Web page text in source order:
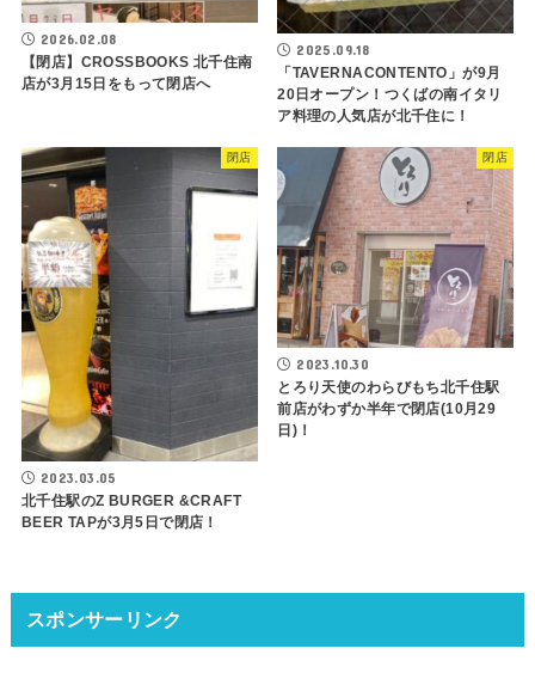
2026.02.08
【閉店】CROSSBOOKS 北千住南
店が3月15日をもって閉店へ
2025.09.18
「TAVERNACONTENTO」が9月
20日オープン！つくばの南イタリ
ア料理の人気店が北千住に！
閉店
2023.03.05
北千住駅のZ BURGER &CRAFT
BEER TAPが3月5日で閉店！
閉店
2023.10.30
とろり天使のわらびもち北千住駅
前店がわずか半年で閉店(10月29
日)！
スポンサーリンク